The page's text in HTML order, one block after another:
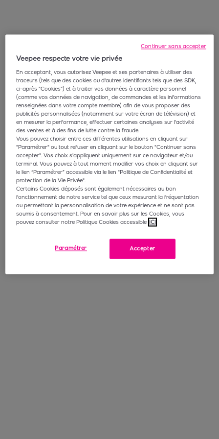
Veepee respecte votre vie privée
En acceptant, vous autorisez Veepee et ses partenaires à utiliser des
traceurs (tels que des cookies ou d'autres identifiants tels que des SDK,
ci-après "Cookies") et à traiter vos données à caractère personnel
(comme vos données de navigation, de commandes et les informations
renseignées dans votre compte membre) afin de vous proposer des
publicités personnalisées (notamment sur votre écran de télévision) et
en mesurer la performance, effectuer certaines analyses sur l'activité
des ventes et à des fins de lutte contre la fraude.
Vous pouvez choisir entre ces différentes utilisations en cliquant sur
"Paramétrer" ou tout refuser en cliquant sur le bouton "Continuer sans
accepter". Vos choix s'appliquent uniquement sur ce navigateur et/ou
terminal. Vous pouvez à tout moment modifier vos choix en cliquant sur
le lien “Paramétrer” accessible via le lien "Politique de Confidentialité et
protection de la Vie Privée".
Certains Cookies déposés sont également nécessaires au bon
fonctionnement de notre service tel que ceux mesurant la fréquentation
ou permettant la personnalisation de votre expérience et ne sont pas
soumis à consentement. Pour en savoir plus sur les Cookies, vous
pouvez consulter notre Politique Cookies accessible ICI
Accepter
Paramétrer
Continuer sans accepter